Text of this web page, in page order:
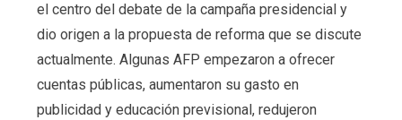
el centro del debate de la campaña presidencial y
dio origen a la propuesta de reforma que se discute
actualmente. Algunas AFP empezaron a ofrecer
cuentas públicas, aumentaron su gasto en
publicidad y educación previsional, redujeron